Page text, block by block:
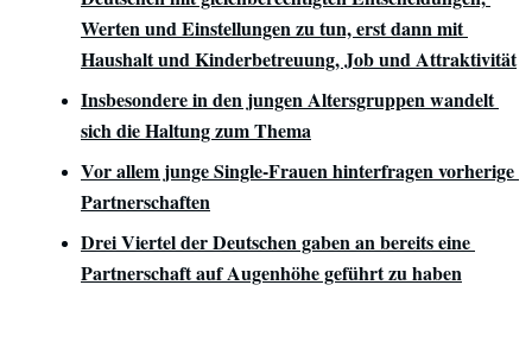
Werten und Einstellungen zu tun, erst dann mit
Haushalt und Kinderbetreuung, Job und Attraktivität
Insbesondere in den jungen Altersgruppen wandelt
sich die Haltung zum Thema
Vor allem junge Single-Frauen hinterfragen vorherige
Partnerschaften
Drei Viertel der Deutschen gaben an bereits eine
Partnerschaft auf Augenhöhe geführt zu haben